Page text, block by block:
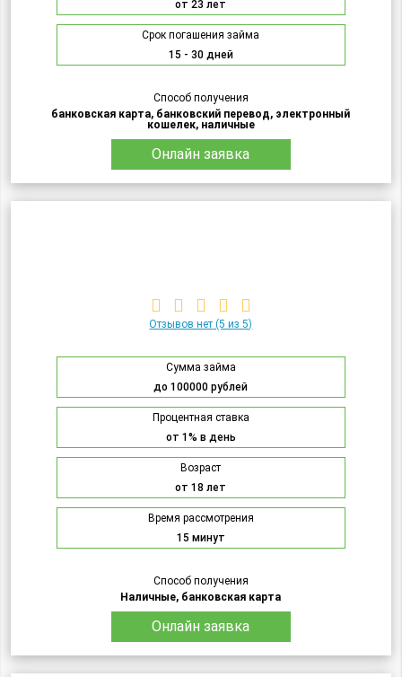
от 23 лет
Срок погашения займа
15 - 30 дней
Способ получения
банковская карта, банковский перевод, электронный
кошелек, наличные
Онлайн заявка
Отзывов нет (5 из 5)
Сумма займа
до 100000 рублей
Процентная ставка
от 1% в день
Возраст
от 18 лет
Время рассмотрения
15 минут
Способ получения
Наличные, банковская карта
Онлайн заявка